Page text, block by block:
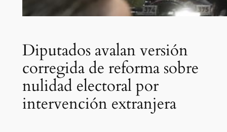
Diputados avalan versión
corregida de reforma sobre
nulidad electoral por
intervención extranjera